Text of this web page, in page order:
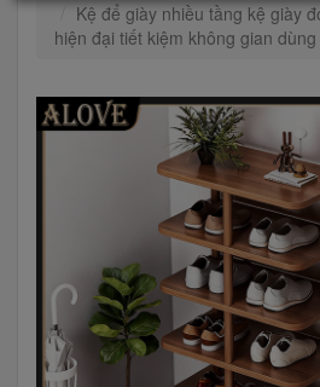
Kệ để giày nhiều tầng kệ giày
hiện đại tiết kiệm không gian